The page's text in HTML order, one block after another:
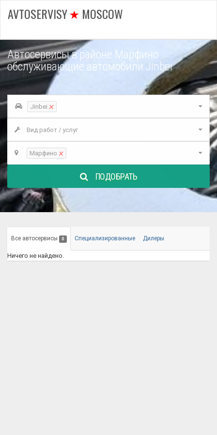
AVTOSERVISY MOSCOW
Автосервисы в районе Марфино
обслуживающие автомобили Jinbei
Jinbei ×
Вид работ / услуг
Марфино ×
ПОДОБРАТЬ
Все автосервисы 0 Специализированные Дилеры
Ничего не найдено.